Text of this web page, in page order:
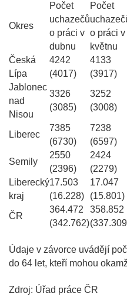
Okres
Počet
uchazečů
o práci v
dubnu
Počet
o práci v
květnu
Česká
Lípa
4242
(4017)
4133
(3917)
Jablonec
nad
Nisou
3326
(3085)
3252
(3008)
Liberec
7385
(6730)
7238
(6597)
Semily
2550
(2396)
2424
(2279)
Liberecký
kraj
17.503
(16.228)
17.047
(15.801)
ČR
364.472
(342.762)
358.852
Údaje v závorce uvádějí
do 64 let, kteří mohou
Zdroj: Úřad práce ČR